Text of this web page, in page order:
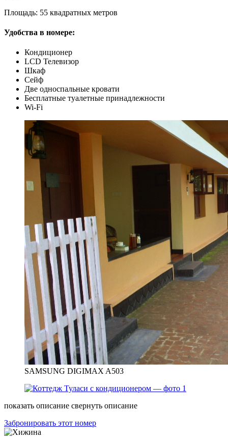
Площадь: 55 квадратных метров
Удобства в номере:
Кондиционер
LCD Телевизор
Шкаф
Сейф
Две односпальные кровати
Бесплатные туалетные принадлежности
Wi-Fi
SAMSUNG DIGIMAX A503
показать описание свернуть описание
Забронировать этот номер